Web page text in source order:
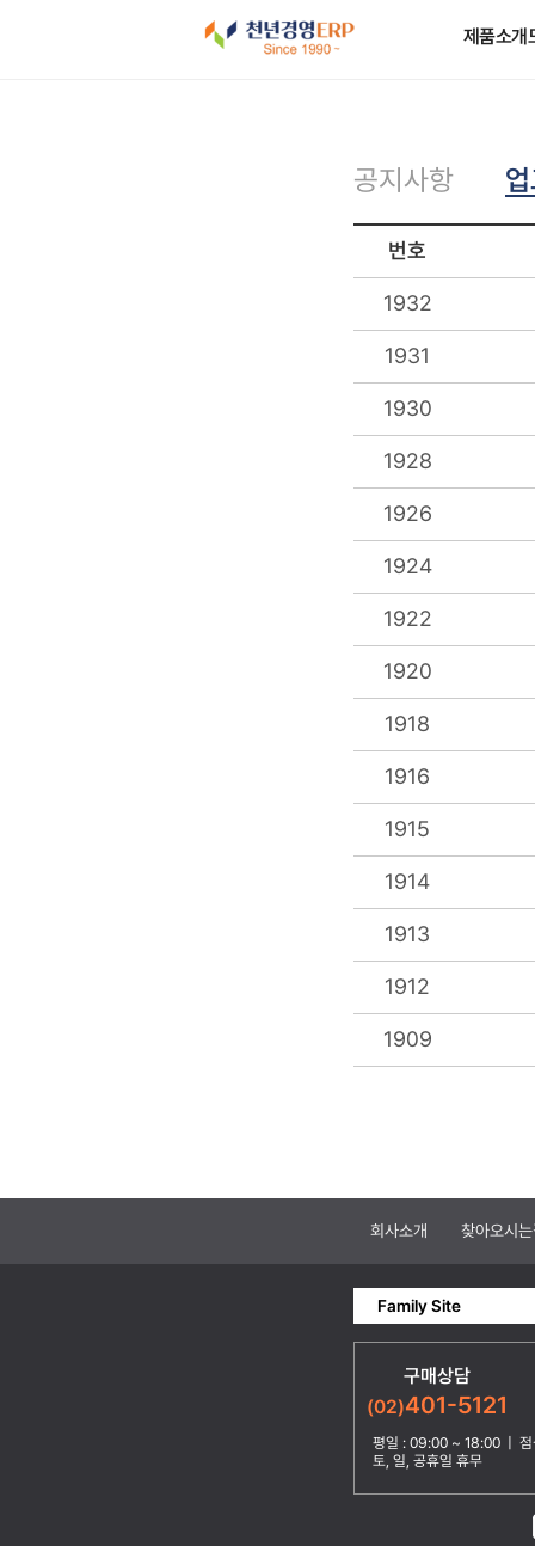
제품소개
공지사항
번호
1932
1931
1930
1928
1926
1924
1922
1920
1918
1916
1915
1914
1913
1912
1909
회사소개 찾아오시
Family Site
구매상담
(02)401-5121
평일 : 09:00 ~ 18:00 | 점
토, 일, 공휴일 휴무